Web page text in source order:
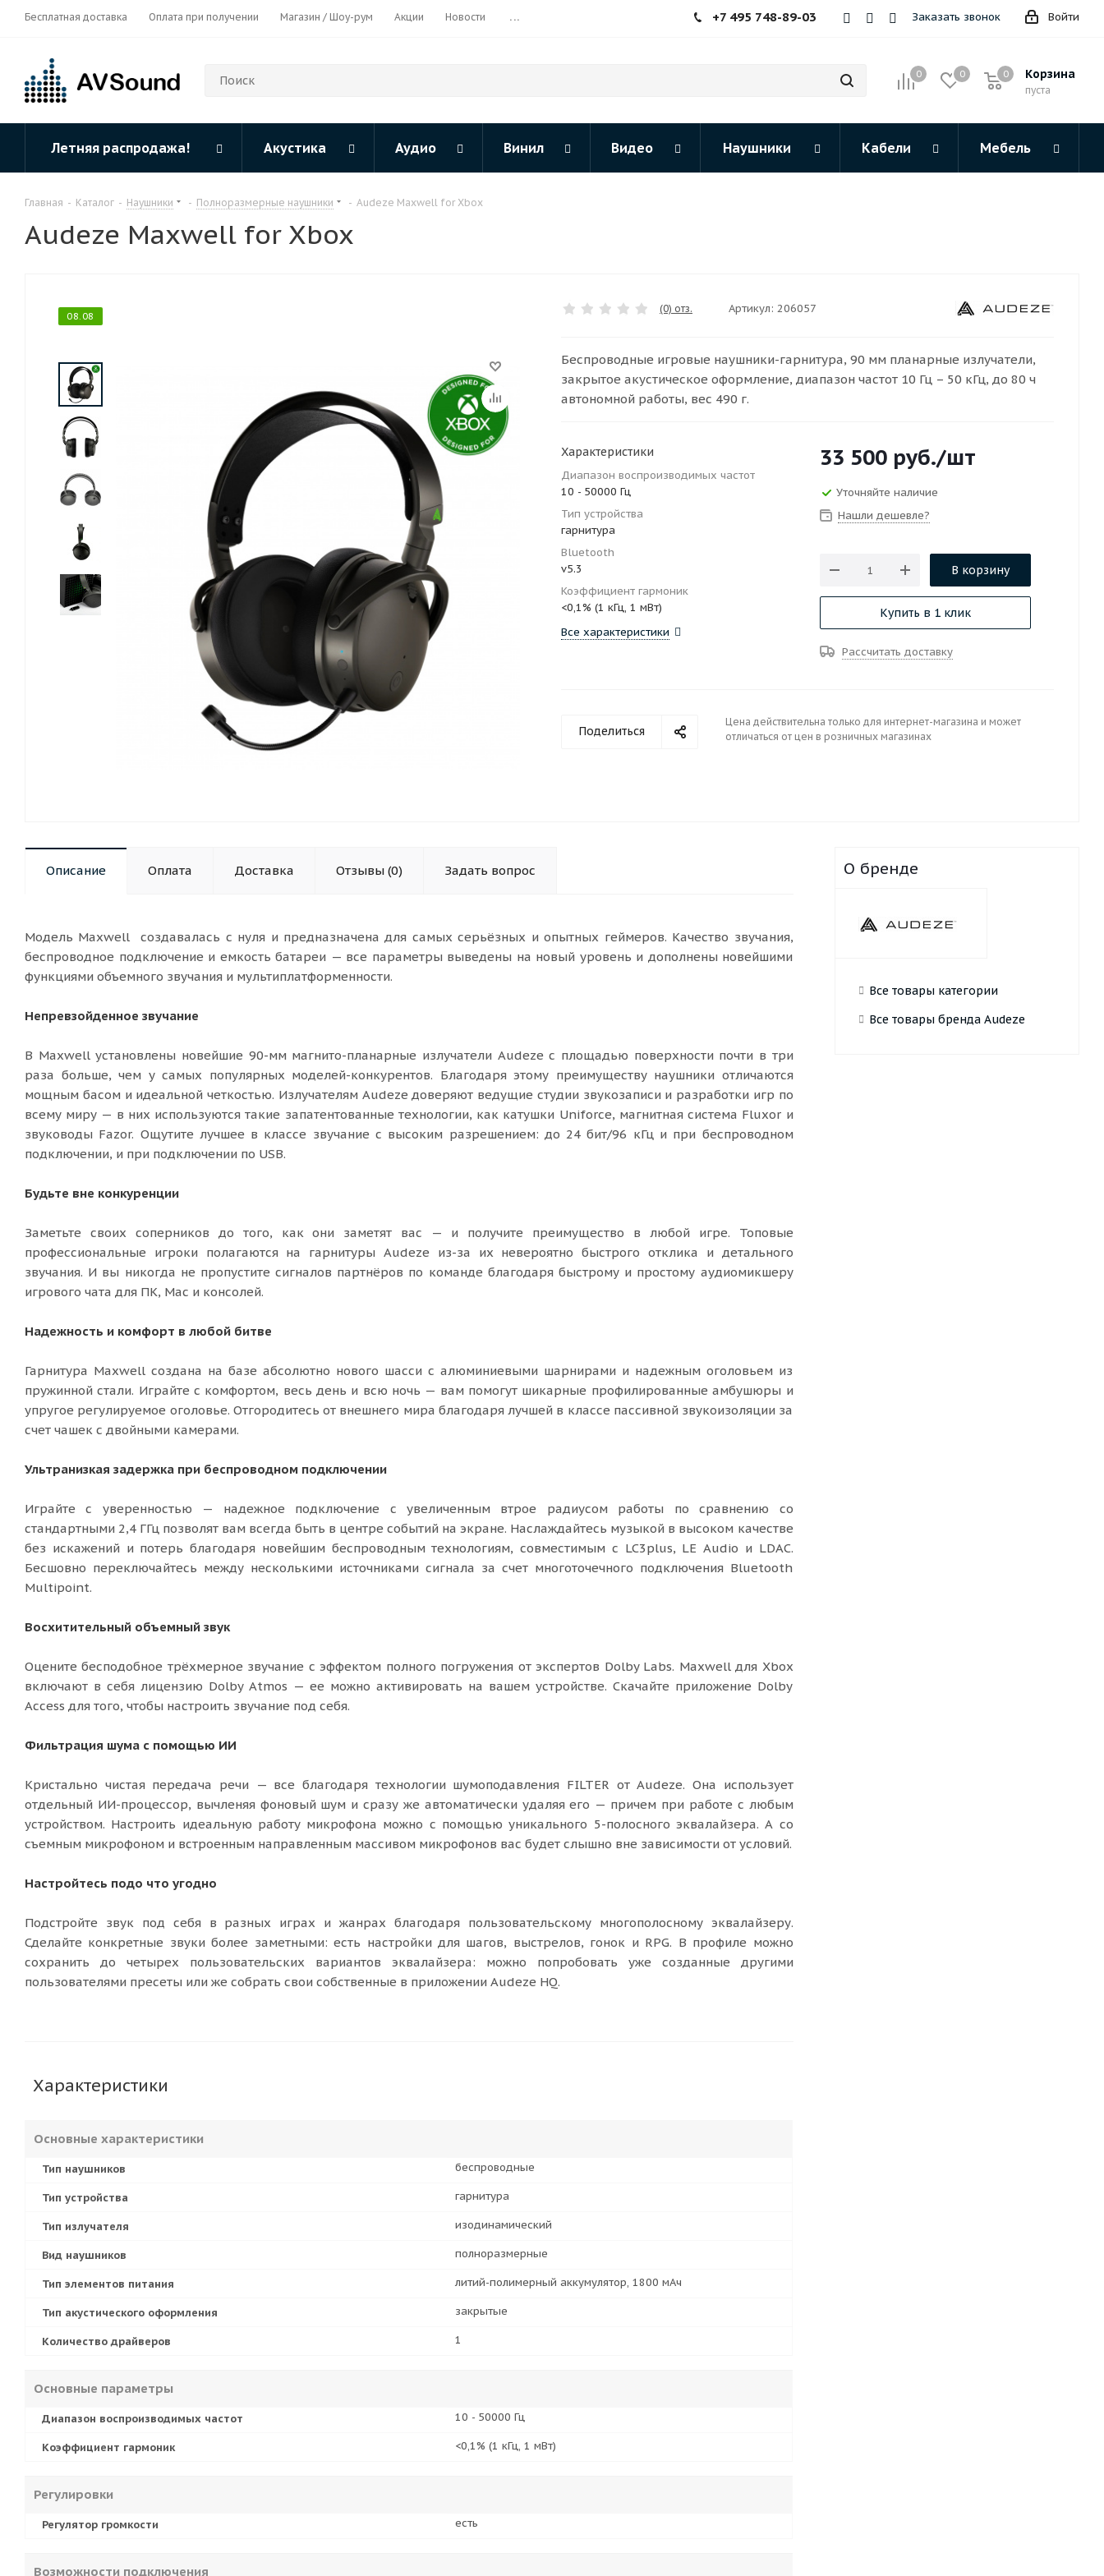
Бесплатная доставка Оплата при получении Магазин / Шоу-рум Акции Новости ... Войти
+7 495 748-89-03 Заказать звонок
0 0 Корзина
пуста
0
Летняя распродажа! Акустика Аудио Винил Видео Наушники Кабели Мебель
Главная - Каталог - Наушники - Полноразмерные наушники - Audeze Maxwell for Xbox
Audeze Maxwell for Xbox
08.08
(0) отз. Артикул: 206057
Беспроводные игровые наушники-гарнитура, 90 мм планарные излучатели,
закрытое акустическое оформление, диапазон частот 10 Гц – 50 кГц, до 80 ч
автономной работы, вес 490 г.
Характеристики
Диапазон воспроизводимых частот
10 - 50000 Гц
Тип устройства
гарнитура
Bluetooth
v5.3
Коэффициент гармоник
<0,1% (1 кГц, 1 мВт)
Все характеристики
33 500 руб./шт
Уточняйте наличие
Нашли дешевле?
В корзину
Купить в 1 клик
Рассчитать доставку
Поделиться
Цена действительна только для интернет-магазина и может
отличаться от цен в розничных магазинах
Описание Оплата Доставка Отзывы (0) Задать вопрос
Модель Maxwell создавалась с нуля и предназначена для самых серьёзных и опытных геймеров. Качество звучания,
беспроводное подключение и емкость батареи — все параметры выведены на новый уровень и дополнены новейшими
функциями объемного звучания и мультиплатформенности.
Непревзойденное звучание
В Maxwell установлены новейшие 90-мм магнито-планарные излучатели Audeze с площадью поверхности почти в три
раза больше, чем у самых популярных моделей-конкурентов. Благодаря этому преимуществу наушники отличаются
мощным басом и идеальной четкостью. Излучателям Audeze доверяют ведущие студии звукозаписи и разработки игр по
всему миру — в них используются такие запатентованные технологии, как катушки Uniforce, магнитная система Fluxor и
звуководы Fazor. Ощутите лучшее в классе звучание с высоким разрешением: до 24 бит/96 кГц и при беспроводном
подключении, и при подключении по USB. ​
Будьте вне конкуренции
Заметьте своих соперников до того, как они заметят вас — и получите преимущество в любой игре. Топовые
профессиональные игроки полагаются на гарнитуры Audeze из-за их невероятно быстрого отклика и детального
звучания. И вы никогда не пропустите сигналов партнёров по команде благодаря быстрому и простому аудиомикшеру
игрового чата для ПК, Mac и консолей.
Надежность и комфорт в любой битве
Гарнитура Maxwell создана на базе абсолютно нового шасси с алюминиевыми шарнирами и надежным оголовьем из
пружинной стали. Играйте с комфортом, весь день и всю ночь — вам помогут шикарные профилированные амбушюры и
упругое регулируемое оголовье. Отгородитесь от внешнего мира благодаря лучшей в классе пассивной звукоизоляции за
счет чашек с двойными камерами.
Ультранизкая задержка при беспроводном подключении
Играйте с уверенностью — надежное подключение с увеличенным втрое радиусом работы по сравнению со
стандартными 2,4 ГГц позволят вам всегда быть в центре событий на экране. Наслаждайтесь музыкой в высоком качестве
без искажений и потерь благодаря новейшим беспроводным технологиям, совместимым с LC3plus, LE Audio и LDAC.
Бесшовно переключайтесь между несколькими источниками сигнала за счет многоточечного подключения Bluetooth
Multipoint.
Восхитительный объемный звук
Оцените бесподобное трёхмерное звучание с эффектом полного погружения от экспертов Dolby Labs. Maxwell для Xbox
включают в себя лицензию Dolby Atmos — ее можно активировать на вашем устройстве. Скачайте приложение Dolby
Access для того, чтобы настроить звучание под себя.
Фильтрация шума с помощью ИИ
Кристально чистая передача речи — все благодаря технологии шумоподавления FILTER от Audeze. Она использует
отдельный ИИ-процессор, вычленяя фоновый шум и сразу же автоматически удаляя его — причем при работе с любым
устройством. Настроить идеальную работу микрофона можно с помощью уникального 5-полосного эквалайзера. А со
съемным микрофоном и встроенным направленным массивом микрофонов вас будет слышно вне зависимости от условий.
Настройтесь подо что угодно
Подстройте звук под себя в разных играх и жанрах благодаря пользовательскому многополосному эквалайзеру.
Сделайте конкретные звуки более заметными: есть настройки для шагов, выстрелов, гонок и RPG. В профиле можно
сохранить до четырех пользовательских вариантов эквалайзера: можно попробовать уже созданные другими
пользователями пресеты или же собрать свои собственные в приложении Audeze HQ.
Характеристики
Основные характеристики
Тип наушников беспроводные
Тип устройства гарнитура
Тип излучателя изодинамический
Вид наушников полноразмерные
Тип элементов питания литий-полимерный аккумулятор, 1800 мАч
Тип акустического оформления закрытые
Количество драйверов 1
Основные параметры
Диапазон воспроизводимых частот 10 - 50000 Гц
Коэффициент гармоник <0,1% (1 кГц, 1 мВт)
Регулировки
Регулятор громкости есть
Возможности подключения
О бренде
Все товары категории
Все товары бренда Audeze